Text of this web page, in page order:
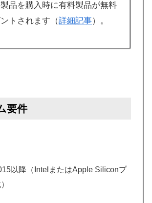
製品を購入時に有料製品が無料
トされます（詳細記事）。
要件
以降（IntelまたはApple Siliconプ